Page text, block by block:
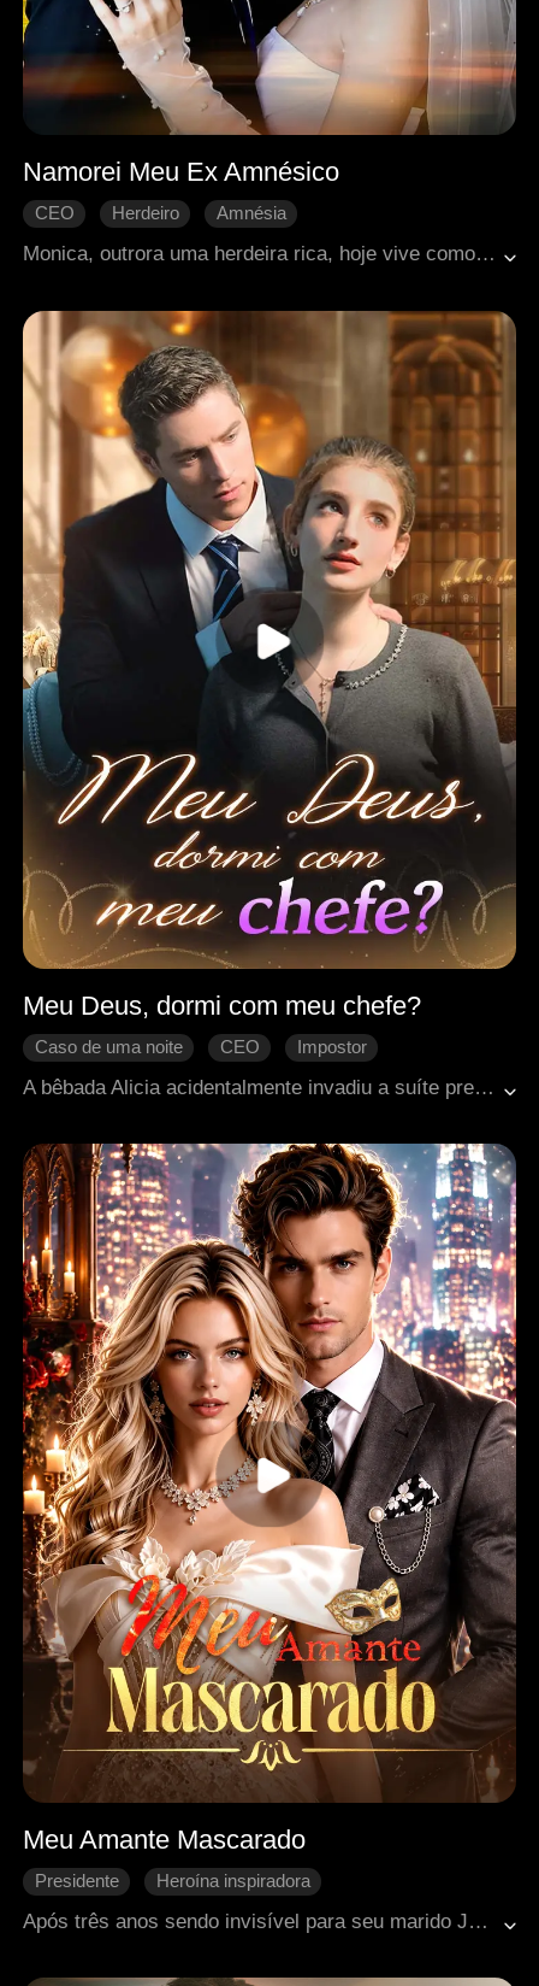
Namorei Meu Ex Amnésico
CEO Herdeiro
Amnésia
Monica, outrora uma herdeira rica, hoje vive como dona de um bar em Los Angeles. Há três anos, um acidente de carro tirou-lhe o noivo, Leon. Agora ameaçado de demolição, o bar a leva a negociar com o incorporador Albert — que ela descobre ser Leon, vivo, mas sem memória. Entre resistência, atração e sentimentos antigos, eles firmam um acordo de namoro por três meses, enquanto conspirações testam seu caminho até o verdadeiro amor.
Meu Deus, dormi com meu chefe?
Caso de uma noite CEO
Impostor
Se apaixonando
A bêbada Alicia acidentalmente invadiu a suíte presidencial do hotel e passou uma noite louca com seu chefe, Ryan. Aterrorizada com as consequências, ela escondeu a verdade para não perder o emprego. No entanto, Jessie encontrou o colar de Alicia na suíte e alegou ter passado a noite com Ryan. Com o tempo, Alicia gradualmente se apaixonou por Ryan e as mentiras de Jessie foram expostas. Por fim, Alicia e Ryan esclareceram todos os mal-entendidos e se tornaram um casal.
Meu Amante Mascarado
Presidente
Heroína inspiradora
Caso de uma noite
Identidade oculta
Romance moderno
Após três anos sendo invisível para seu marido Julian, Katherine é drogada e violentada em uma festa orquestrada pela irmã dele, Eloise, enquanto Julian não faz nada. Devastada, ela pede o divórcio. Mas o homem daquela noite era o próprio Julian, e Katherine, sem saber, inicia um caso secreto com ele sob sua identidade mascarada, Sr. A. Enquanto ela se transforma de esposa submissa a mulher forte e determinada, Julian se torna obcecado pela mulher que nunca enxergou. Entre os planos de Louisa e as armadilhas de Eloise, mentiras e paixão se entrelaçam. Quando a máscara do Sr. A finalmente cai, todas as barreiras também caem. Sem mais segredos, apenas eles juntos.